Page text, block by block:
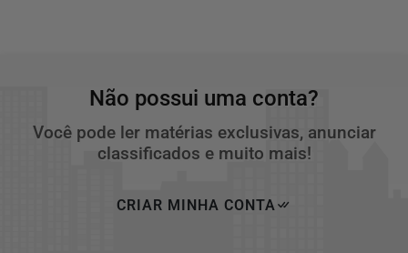
Não possui uma conta?
Você pode ler matérias exclusivas, anunciar
classificados e muito mais!
CRIAR MINHA CONTA